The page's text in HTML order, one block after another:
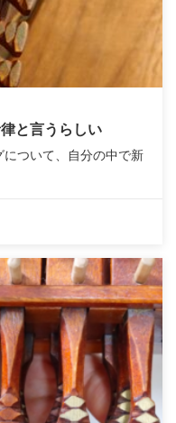
と言うらしい
ついて、自分の中で新